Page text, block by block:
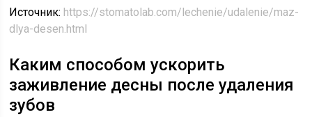
Источник: https://stomatolab.com/lechenie/udalenie/maz-
dlya-desen.html
Каким способом ускорить
заживление десны после удаления
зубов